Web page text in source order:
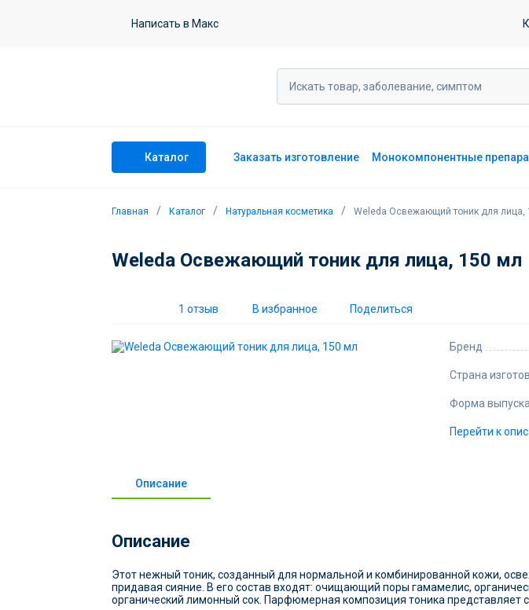
Написать в Макс
Каталог Заказать изготовление Монокомпонентные
Главная Каталог Натуральная косметика Weleda Освежающий тоник для лица,
Weleda Освежающий тоник для лица, 150 мл
1 отзыв В избранное Поделиться
Бренд
Страна
Форма выпуска
Перейти к
Описание
Описание
Этот нежный тоник, созданный для нормальной и комбинированной кожи,
придавая сияние. В его состав входят: очищающий поры гамамелис,
органический лимонный сок. Парфюмерная композиция тоника